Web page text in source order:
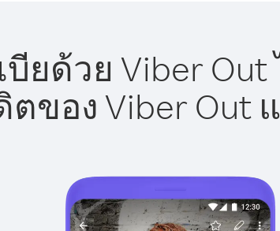
ยด้วย Viber Out
ของ Viber Out